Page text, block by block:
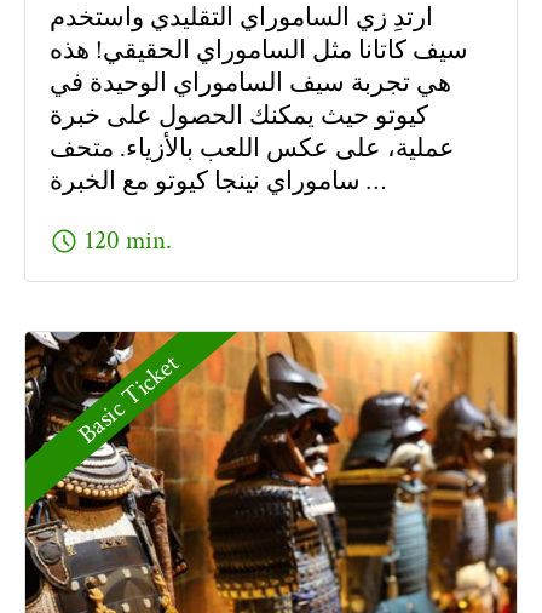
ارتدِ زي الساموراي التقليدي واستخدم
سيف كاتانا مثل الساموراي الحقيقي! هذه
هي تجربة سيف الساموراي الوحيدة في
كيوتو حيث يمكنك الحصول على خبرة
عملية، على عكس اللعب بالأزياء. متحف
ساموراي نينجا كيوتو مع الخبرة …
schedule 120 min.
Basic Ticket